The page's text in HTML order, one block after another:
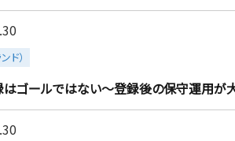
はゴールではない～登録後の保守運用
ド）